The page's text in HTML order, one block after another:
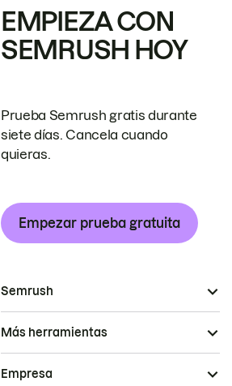
EMPIEZA CON
SEMRUSH HOY
Prueba Semrush gratis durante
siete días. Cancela cuando
quieras.
Empezar prueba gratuita
Semrush
Más herramientas
Empresa